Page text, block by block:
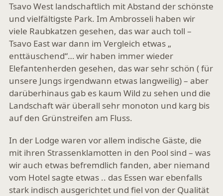
Tsavo West landschaftlich mit Abstand der schönste
und vielfältigste Park. Im Ambrosseli haben wir
viele Raubkatzen gesehen, das war auch toll –
Tsavo East war dann im Vergleich etwas „
enttäuschend“… wir haben immer wieder
Elefantenherden gesehen, das war sehr schön ( für
unsere Jungs irgendwann etwas langweilig) – aber
darüberhinaus gab es kaum Wild zu sehen und die
Landschaft wär überall sehr monoton und karg bis
auf den Grünstreifen am Fluss.
In der Lodge waren vor allem indische Gäste, die
mit ihren Strassenklamotten in den Pool sind – was
wir auch etwas befremdlich fanden, aber niemand
vom Hotel sagte etwas .. das Essen war ebenfalls
stark indisch ausgerichtet und fiel von der Qualität